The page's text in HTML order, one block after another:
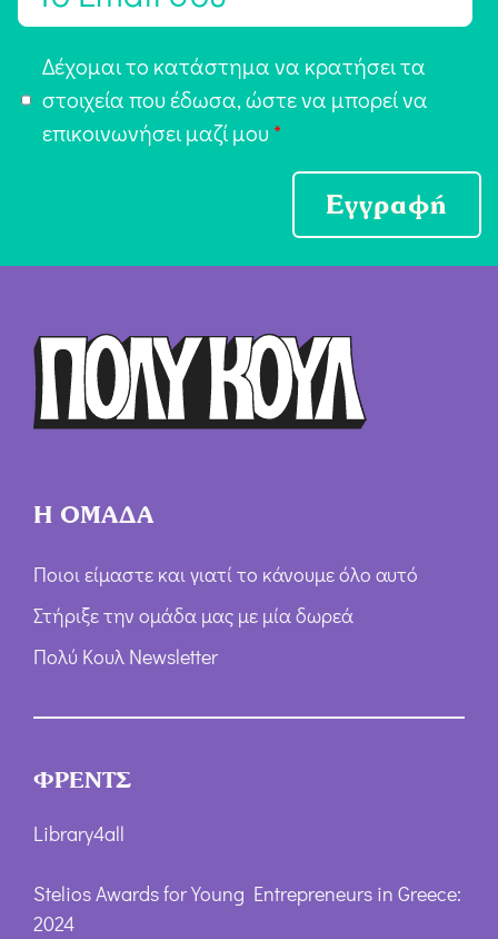
π
ή
Δέχομαι το κατάστημα να κρατήσει τα
στοιχεία που έδωσα, ώστε να μπορεί να
επικοινωνήσει μαζί μου *
Εγγραφή
Η ΟΜΑΔΑ
Ποιοι είμαστε και γιατί το κάνουμε όλο αυτό
Στήριξε την ομάδα μας με μία δωρεά
Πολύ Κουλ Newsletter
ΦΡΕΝΤΣ
Library4all
Stelios Awards for Young Entrepreneurs in Greece:
2024